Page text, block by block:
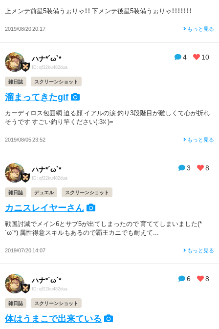
上メンテ前星5装備うぉりゃ！！ 下メンテ後星5装備うぉりゃ！！！！！！！
2019/08/20 20:17 もっと見る
4 10
ハナ*´ω`*
ID: qf22ku482dua
雑日誌 スクリーンショット
溜まってきたgif
カーディロス包囲網 迫る顔 イアルの涙 釣り3段階目が難しくて心が折れ
そうです すごい釣り竿ください(:3ꇤ )=
2019/08/05 23:52 もっと見る
3 8
ハナ*´ω`*
ID: qf22ku482dua
雑日誌 デュエル スクリーンショット
カニスレイヤーさん
戦国討滅でメイン6とサブ5が出てしまったので 育ててしまいました(*
´ω`*) 属性得意スキルもあるので覇王カニでも耐えて...
2019/07/20 14:07 もっと見る
6 8
ハナ*´ω`*
ID: qf22ku482dua
雑日誌 スクリーンショット
体はうまこで出来ている